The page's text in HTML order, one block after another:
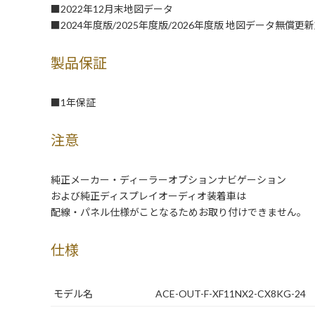
■2022年12月末地図データ
■2024年度版/2025年度版/2026年度版 地図データ無償更
製品保証
■1年保証
注意
純正メーカー・ディーラーオプションナビゲーション
および純正ディスプレイオーディオ装着車は
配線・パネル仕様がことなるためお取り付けできません。
仕様
モデル名 ACE-OUT-F-XF11NX2-CX8KG-24